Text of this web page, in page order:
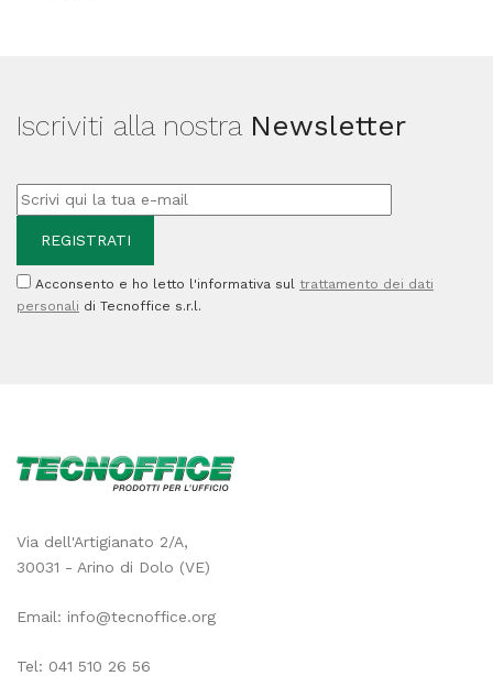
Iscriviti alla nostra Newsletter
Acconsento e ho letto l'informativa sul trattamento dei dati
personali di Tecnoffice s.r.l.
Via dell'Artigianato 2/A,
30031 - Arino di Dolo (VE)
Email: info@tecnoffice.org
Tel: 041 510 26 56